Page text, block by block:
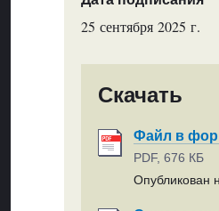
25 сентября 2025 г.
Скачать
Файл в
PDF, 676 КБ
Опубликован